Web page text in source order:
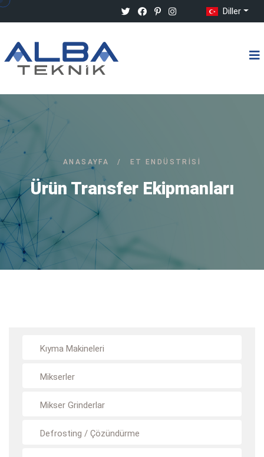
Diller
ANASAYFA / ET ENDÜSTRISI
Ürün Transfer Ekipmanları
Kıyma Makineleri
Mikserler
Mikser Grinderlar
Defrosting / Çözündürme